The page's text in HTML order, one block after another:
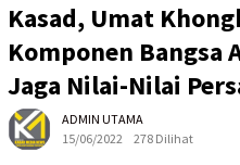
Kasad, Umat
Komponen Bangsa
Jaga Nilai-Nilai
ADMIN UTAMA
15/06/2022
278 Dilihat